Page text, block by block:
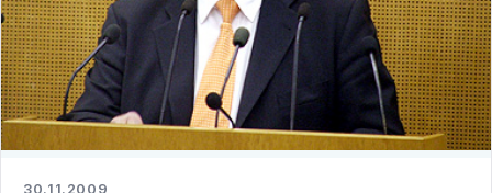
30.11.2009